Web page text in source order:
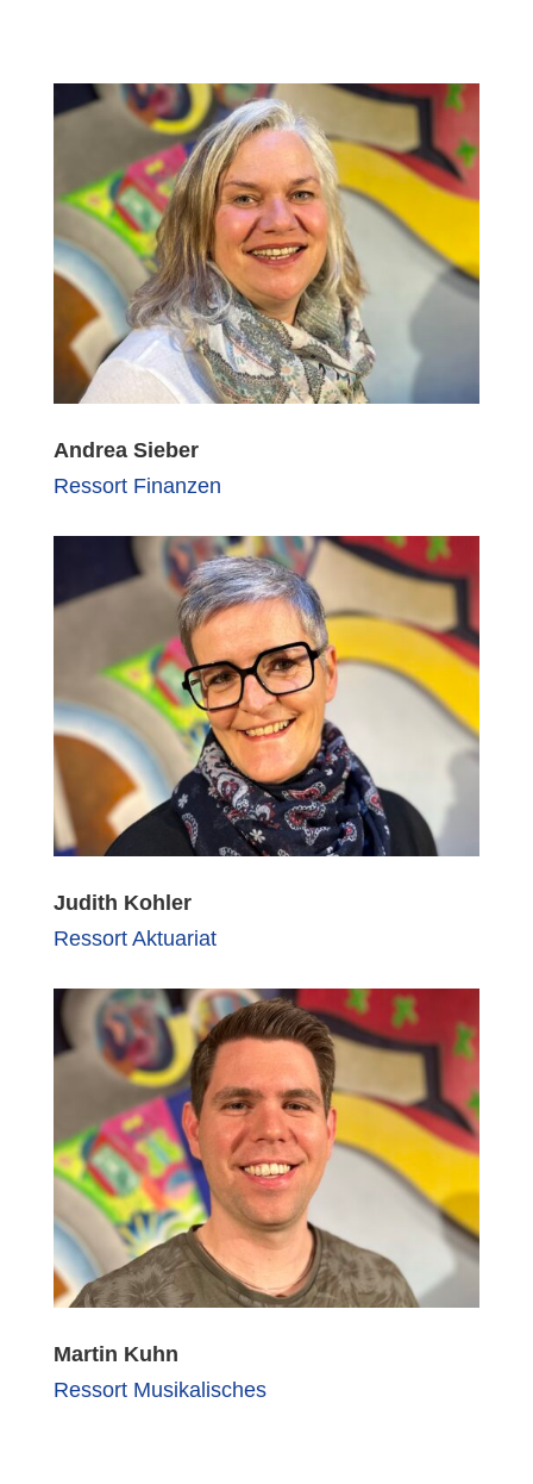
Andrea Sieber
Ressort Finanzen
Judith Kohler
Ressort Aktuariat
Martin Kuhn
Ressort Musikalisches